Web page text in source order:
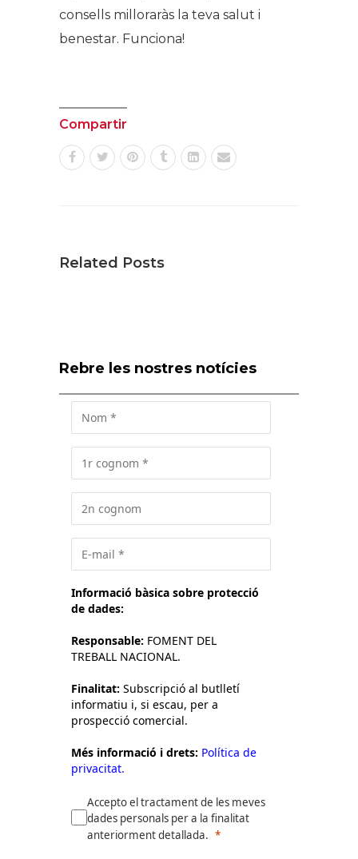
consells milloraràs la teva salut i
benestar. Funciona!
Compartir
Related Posts
Rebre les nostres notícies
Informació bàsica sobre protecció
de dades:
Responsable: FOMENT DEL
TREBALL NACIONAL.
Finalitat: Subscripció al butlletí
informatiu i, si escau, per a
prospecció comercial.
Més informació i drets: Política de
privacitat.
Accepto el tractament de les meves
dades personals per a la finalitat
anteriorment detallada.